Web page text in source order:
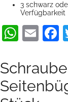
3 schwarz
Verfügbarkeit